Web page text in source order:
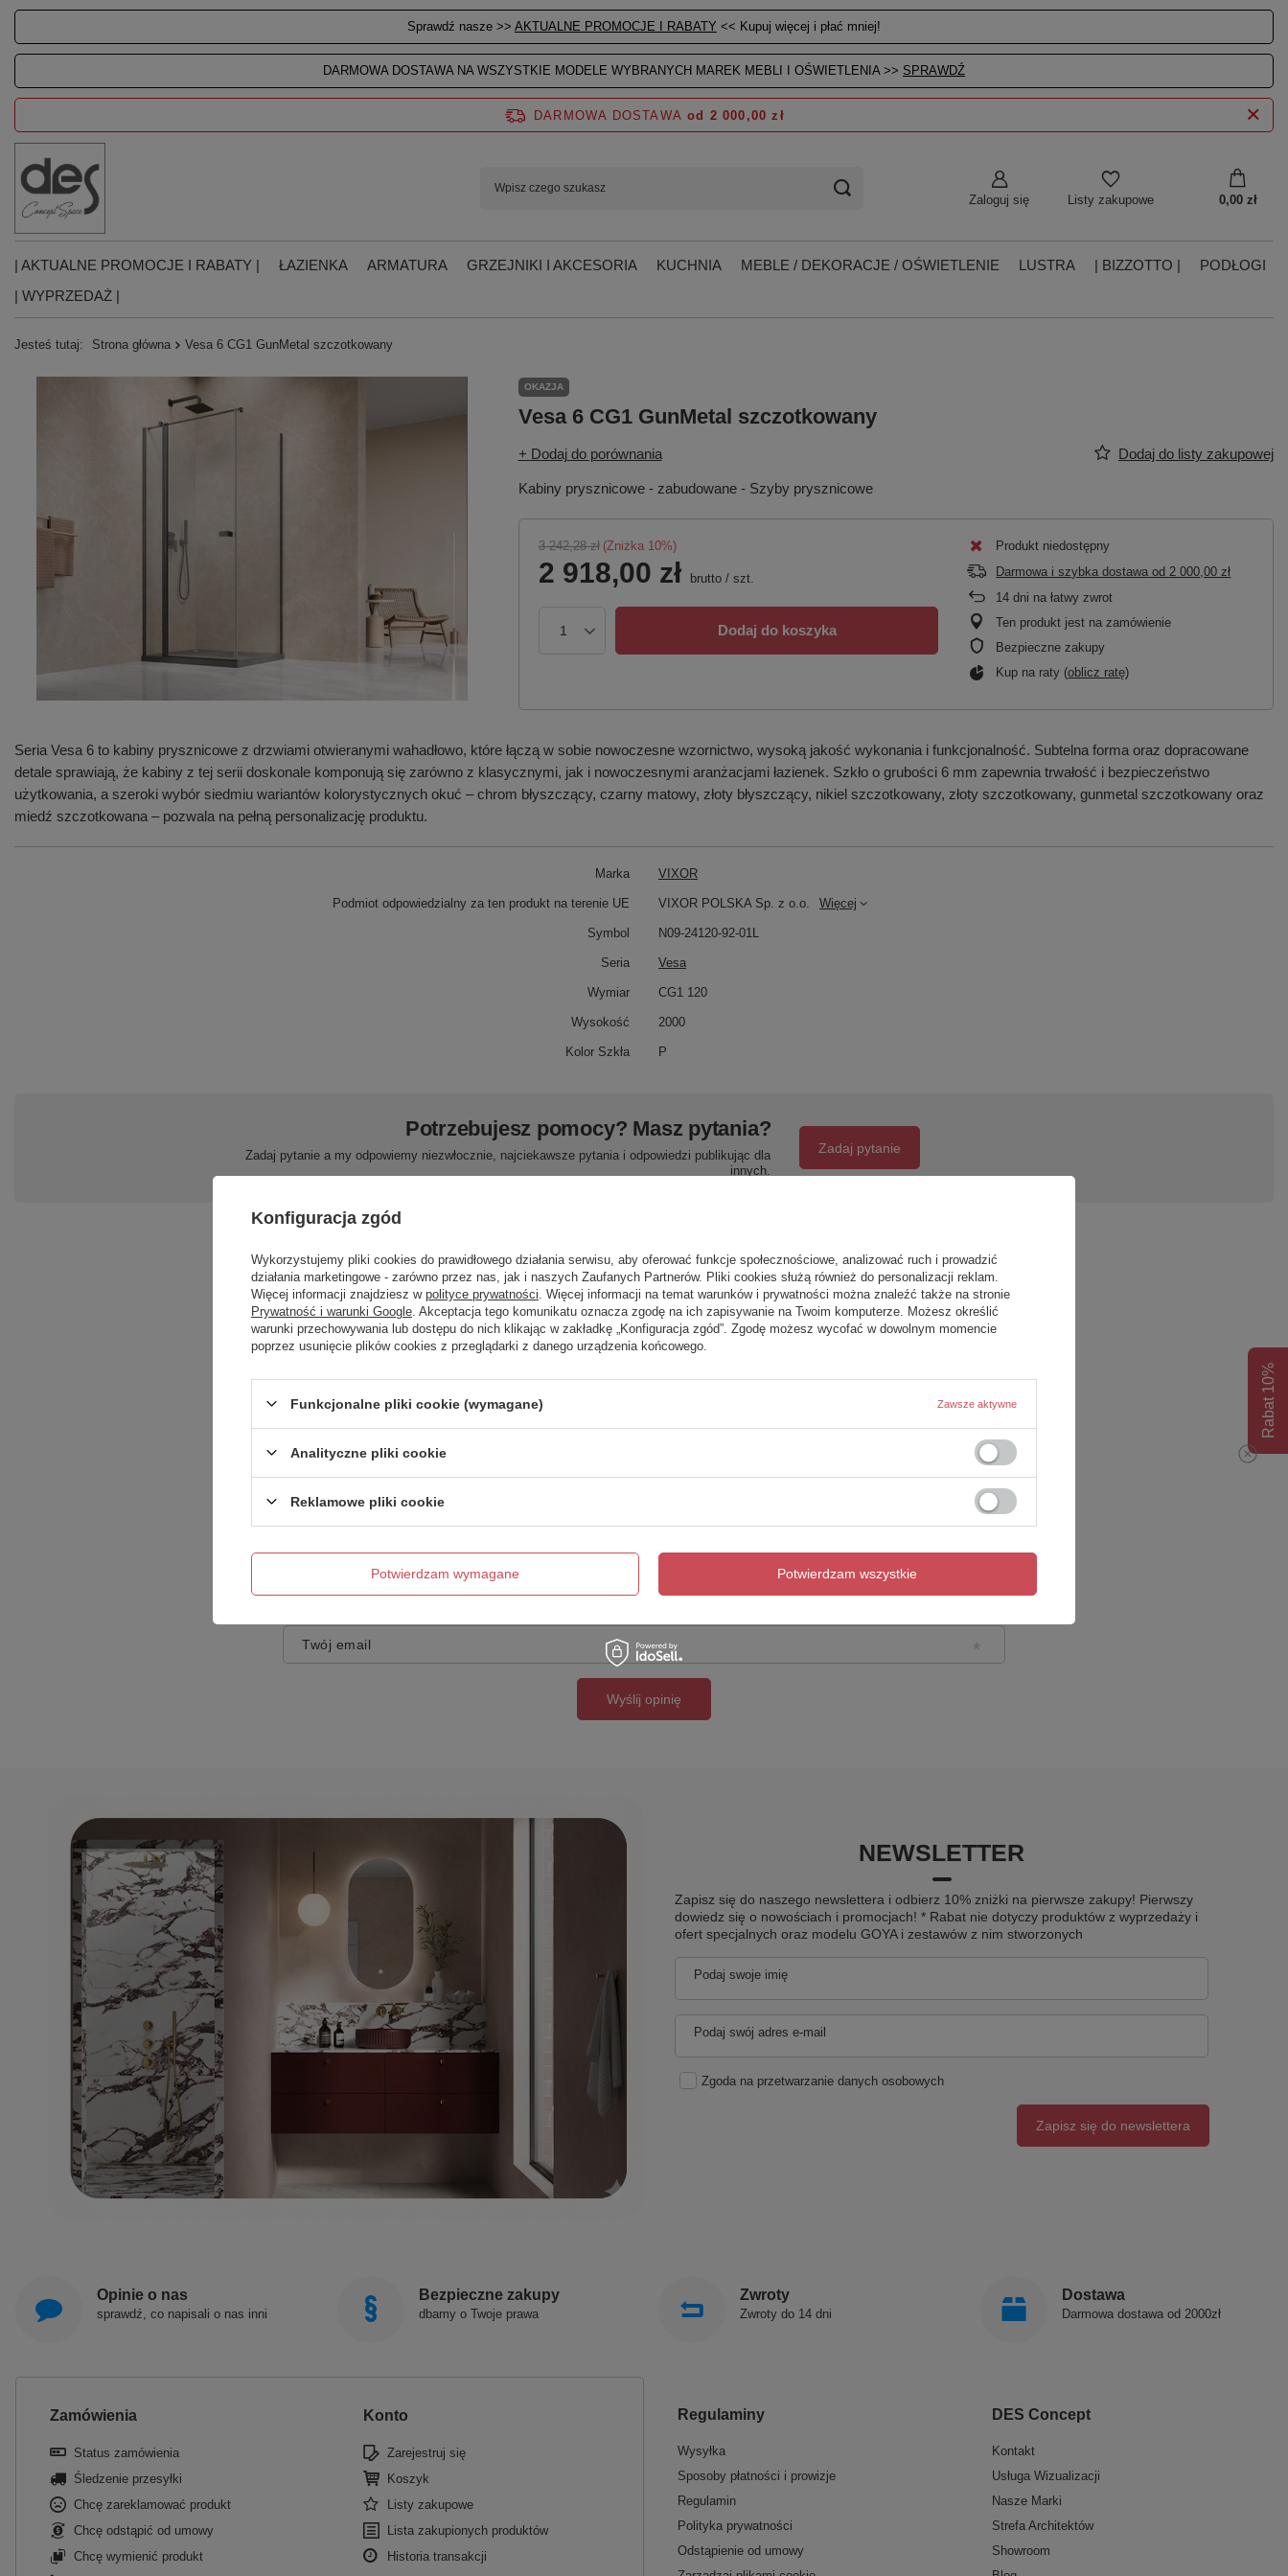
Sprawdź nasze >> AKTUALNE PROMOCJE I RABATY << Kupuj więcej i płać mniej!
DARMOWA DOSTAWA NA WSZYSTKIE MODELE WYBRANYCH MAREK MEBLI I OŚWIETLENIA >> SPRAWDŹ
Zaloguj się Listy zakupowe 0,00 zł
DARMOWA DOSTAWA od 2 000,00 zł
| AKTUALNE PROMOCJE I RABATY | ŁAZIENKA ARMATURA GRZEJNIKI I AKCESORIA KUCHNIA MEBLE / DEKORACJE / OŚWIETLENIE LUSTRA | BIZZOTTO |
PODŁOGI
| WYPRZEDAŻ |
Jesteś tutaj: Strona główna Vesa 6 CG1 GunMetal szczotkowany
OKAZJA
Vesa 6 CG1 GunMetal szczotkowany
+ Dodaj do porównania Dodaj do listy zakupowej
Kabiny prysznicowe - zabudowane - Szyby prysznicowe
3 242,28 zł (Zniżka 10%)
2 918,00 zł brutto/ szt.
Dodaj do koszyka
Produkt niedostępny
Darmowa i szybka dostawa od 2 000,00 zł
14 dni na łatwy zwrot
Ten produkt jest na zamówienie
Bezpieczne zakupy
Kup na raty (oblicz ratę)
Seria Vesa 6 to kabiny prysznicowe z drzwiami otwieranymi wahadłowo, które łączą w sobie nowoczesne wzornictwo, wysoką jakość wykonania i funkcjonalność. Subtelna forma oraz dopracowane
detale sprawiają, że kabiny z tej serii doskonale komponują się zarówno z klasycznymi, jak i nowoczesnymi aranżacjami łazienek. Szkło o grubości 6 mm zapewnia trwałość i bezpieczeństwo
użytkowania, a szeroki wybór siedmiu wariantów kolorystycznych okuć – chrom błyszczący, czarny matowy, złoty błyszczący, nikiel szczotkowany, złoty szczotkowany, gunmetal szczotkowany oraz
miedź szczotkowana – pozwala na pełną personalizację produktu.
Marka VIXOR
Podmiot odpowiedzialny za ten produkt na terenie UE VIXOR POLSKA Sp. z o.o. Więcej
Symbol N09-24120-92-01L
Seria Vesa
Wymiar CG1 120
Wysokość 2000
Kolor Szkła P
Potrzebujesz pomocy? Masz pytania?
Zadaj pytanie a my odpowiemy niezwłocznie, najciekawsze pytania i odpowiedzi publikując dla
innych.
Zadaj pytanie
Napisz swoją opinię
Twoja ocena:
5/5
Treść twojej opinii
Dodaj własne zdjęcie produktu:
Twoje imię
Twój email
Wyślij opinię
NEWSLETTER
Zapisz się do naszego newslettera i odbierz 10% zniżki na pierwsze zakupy! Pierwszy
dowiedz się o nowościach i promocjach! * Rabat nie dotyczy produktów z wyprzedaży i
ofert specjalnych oraz modelu GOYA i zestawów z nim stworzonych
Podaj swoje imię
Podaj swój adres e-mail
Zgoda na przetwarzanie danych osobowych
Zapisz się do newslettera
Opinie o nas
sprawdź, co napisali o nas inni
Bezpieczne zakupy
dbamy o Twoje prawa
Zwroty
Zwroty do 14 dni
Dostawa
Darmowa dostawa od 2000zł
Zamówienia
Status zamówienia
Śledzenie przesyłki
Chcę zareklamować produkt
Chcę odstąpić od umowy
Chcę wymienić produkt
Konto
Zarejestruj się
Koszyk
Listy zakupowe
Lista zakupionych produktów
Historia transakcji
Regulaminy
Wysyłka
Sposoby płatności i prowizje
Regulamin
Polityka prywatności
Odstąpienie od umowy
DES Concept
Kontakt
Usługa Wizualizacji
Nasze Marki
Strefa Architektów
Showroom
Rabat 10%
Konfiguracja zgód
Wykorzystujemy pliki cookies do prawidłowego działania serwisu, aby oferować funkcje społecznościowe, analizować ruch i prowadzić
działania marketingowe - zarówno przez nas, jak i naszych Zaufanych Partnerów. Pliki cookies służą również do personalizacji reklam.
Więcej informacji znajdziesz w polityce prywatności . Więcej informacji na temat warunków i prywatności można znaleźć także na stronie
Prywatność i warunki Google . Akceptacja tego komunikatu oznacza zgodę na ich zapisywanie na Twoim komputerze. Możesz określić
warunki przechowywania lub dostępu do nich klikając w zakładkę „Konfiguracja zgód”. Zgodę możesz wycofać w dowolnym momencie
poprzez usunięcie plików cookies z przeglądarki z danego urządzenia końcowego.
Funkcjonalne pliki cookie (wymagane) Zawsze aktywne
Analityczne pliki cookie
Reklamowe pliki cookie
Potwierdzam wymagane Potwierdzam wszystkie